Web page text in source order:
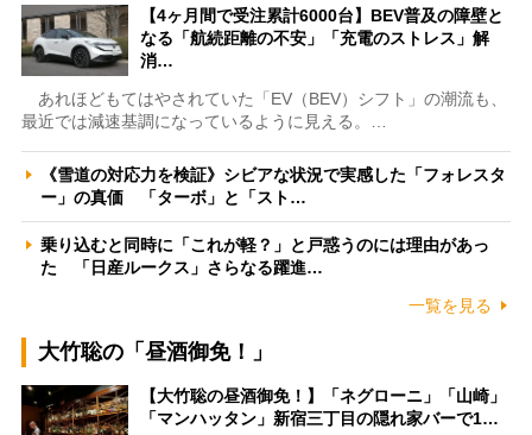
【4ヶ月間で受注累計6000台】BEV普及の障壁と
なる「航続距離の不安」「充電のストレス」解
消…
あれほどもてはやされていた「EV（BEV）シフト」の潮流も、
最近では減速基調になっているように見える。…
《雪道の対応力を検証》シビアな状況で実感した「フォレスタ
ー」の真価 「ターボ」と「スト…
乗り込むと同時に「これが軽？」と戸惑うのには理由があっ
た 「日産ルークス」さらなる躍進…
一覧を見る
大竹聡の「昼酒御免！」
【大竹聡の昼酒御免！】「ネグローニ」「山崎」
「マンハッタン」新宿三丁目の隠れ家バーで1…